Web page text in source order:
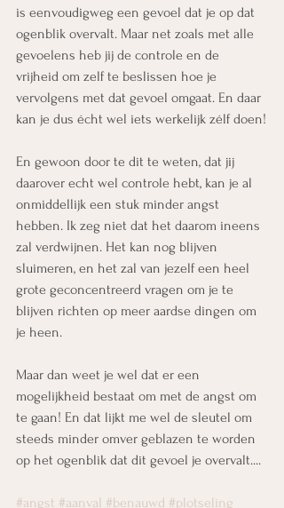
is eenvoudigweg een gevoel dat je op dat
ogenblik overvalt. Maar net zoals met alle
gevoelens heb jij de controle en de
vrijheid om zelf te beslissen hoe je
vervolgens met dat gevoel omgaat. En daar
kan je dus écht wel iets werkelijk zélf doen!
En gewoon door te dit te weten, dat jij
daarover echt wel controle hebt, kan je al
onmiddellijk een stuk minder angst
hebben. Ik zeg niet dat het daarom ineens
zal verdwijnen. Het kan nog blijven
sluimeren, en het zal van jezelf een heel
grote geconcentreerd vragen om je te
blijven richten op meer aardse dingen om
je heen.
Maar dan weet je wel dat er een
mogelijkheid bestaat om met de angst om
te gaan! En dat lijkt me wel de sleutel om
steeds minder omver geblazen te worden
op het ogenblik dat dit gevoel je overvalt....
#angst #aanval #benauwd #plotseling